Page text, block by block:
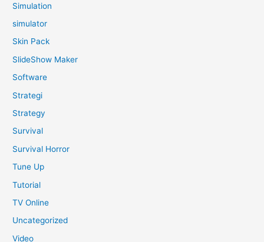
Simulation
simulator
Skin Pack
SlideShow Maker
Software
Strategi
Strategy
Survival
Survival Horror
Tune Up
Tutorial
TV Online
Uncategorized
Video